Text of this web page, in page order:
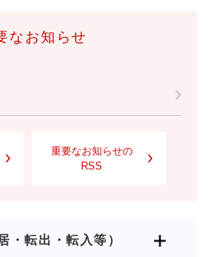
なお知らせ
重要なお知らせの
RSS
・転出・転入等）